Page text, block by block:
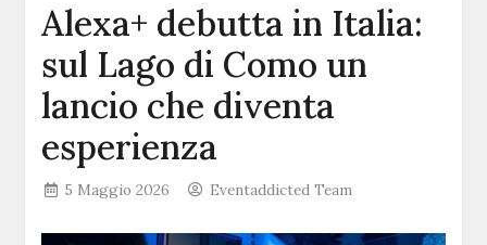
Alexa+ debutta in Italia:
sul Lago di Como un
lancio che diventa
esperienza
5 Maggio 2026 Eventaddicted Team